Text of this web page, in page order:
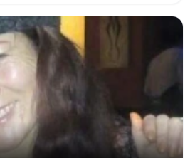
coche propio) Aunque mi
en trabajos puntuales, soy muy
aprendo rápido. Me adapto
con respeto y cariño.
Me adapto a los horarios que
serias y responsables en Madrid.